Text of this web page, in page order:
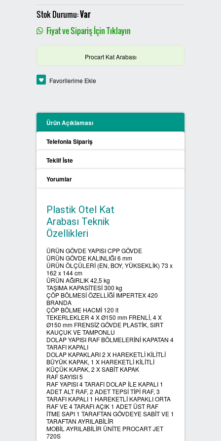
PLASTİK SIFIR ATIK KUTULARI
BOYALI SIFIR ATIK KUTULARI
METAL SIFIR ATIK KUTULARI
ÖZEL ÜRETİM SIFIR ATIK
PROCYCLE SIFIR ATIK
KUTULARI
PİL ATIK KUTULARI
SIFIR ATIK KONTEYNERLARI
SIFIR ATIK BİLGİLENDİRME
PANOSU
SIFIR ATIK GERİ DÖNÜŞÜM
KUTULARI
Stok Durumu:Var
Fiyat ve Sipariş İçin Tıklayın
Procart Kat Arabası
Favorilerime Ekle
Ürün Açıklaması
Telefonla Sipariş
Teklif İste
Yorumlar
Plastik Otel Kat
Arabası Teknik
Özellikleri
ÜRÜN GÖVDE YAPISI CPP GÖVDE
ÜRÜN GÖVDE KALINLIĞI 6 mm
ÜRÜN ÖLÇÜLERİ (EN, BOY, YÜKSEKLİK) 73 x
162 x 144 cm
ÜRÜN AĞIRLIK 42,5 kg
TAŞIMA KAPASİTESİ 300 kg
ÇÖP BÖLMESİ ÖZELLİĞİ IMPERTEX 420
BRANDA
ÇÖP BÖLME HACMİ 120 lt
TEKERLEKLER 4 X Ø150 mm FRENLİ, 4 X
Ø150 mm FRENSİZ GÖVDE PLASTİK, SIRT
KAUÇUK VE TAMPONLU
DOLAP YAPISI RAF BÖLMELERİNİ KAPATAN 4
TARAFI KAPALI
DOLAP KAPAKLARI 2 X HAREKETLİ KİLİTLİ
BÜYÜK KAPAK, 1 X HAREKETLİ KİLİTLİ
KÜÇÜK KAPAK, 2 X SABİT KAPAK
RAF SAYISI 5
RAF YAPISI 4 TARAFI DOLAP İLE KAPALI 1
ADET ALT RAF, 2 ADET TEPSİ TİPİ RAF, 3
TARAFI KAPALI 1 HAREKETLİ KAPAKLI ORTA
RAF VE 4 TARAFI AÇIK 1 ADET ÜST RAF
İTME SAPI 1 TARAFTAN GÖVDEYE SABİT VE 1
TARAFTAN AYRILABİLİR
MOBİL AYRILABİLİR ÜNİTE PROCART JET
720S